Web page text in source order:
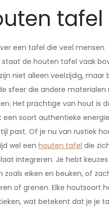
tafel
een tafel die veel mensen
staat de houten tafel vaak
niet alleen veelzijdig, maar
sfeer die andere materialen
Het prachtige van hout is
soort authentieke
past. Of je nu van rustiek
wel eenhouten tafel die
integreren. Je hebt
zoals eiken en beuken, of
of grenen. Elke houtsoort
wat betekent dat je je